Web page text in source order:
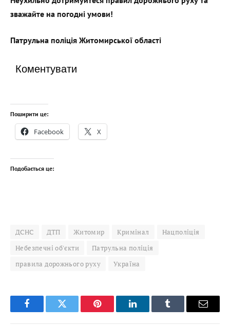
зважайте на погодні умови!
Патрульна поліція Житомирської області
Коментувати
Поширити це:
Facebook X
Подобається це:
ДСНС ДТП Житомир Кримінал
Нацполіція
Небезпечні об'єкти
Патрульна поліція
правила дорожнього руху
Україна
FacebookTwitter Pinterest LinkedInTumblr Email